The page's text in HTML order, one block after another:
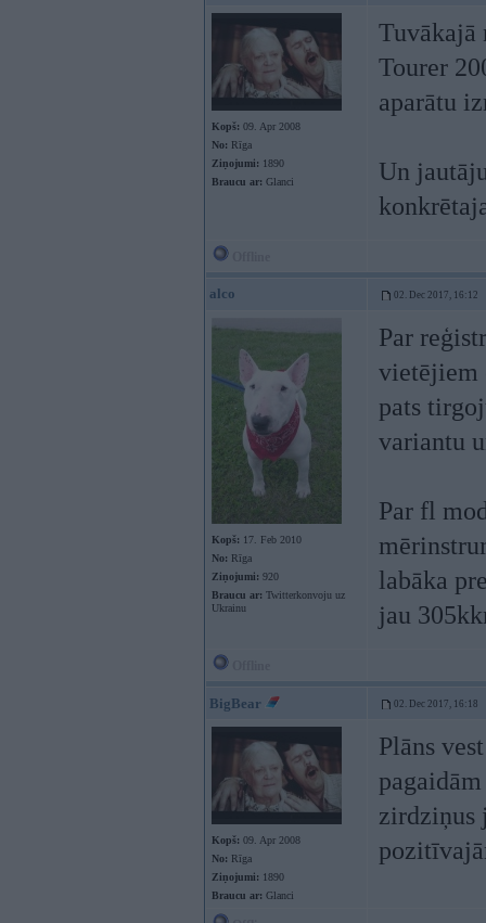
Kopš: 09. Apr 2008
No: Rīga
Ziņojumi: 1890
Braucu ar: Glanci
Tuvākajā
Tourer
aparātu
Un
alco 02. Dec 2017, 16:12
Kopš: 17. Feb 2010
No: Rīga
Ziņojumi: 920
Braucu ar: Twitterkonvoju uz
Ukrainu
Par
vietējiem
pats
variantu
Par fl
labāka
jau
BigBear 02. Dec 2017, 16:18
Kopš: 09. Apr 2008
No: Rīga
Ziņojumi: 1890
Braucu ar: Glanci
Plāns
zirdziņus